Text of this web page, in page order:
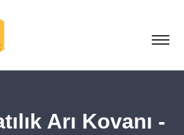
Arı Kovanı -